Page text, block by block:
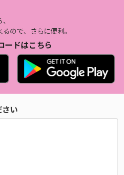
ので、さらに便利。
ードはこちら
い